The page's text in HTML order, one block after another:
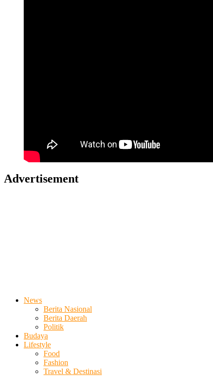
Advertisement
News
Berita Nasional
Berita Daerah
Politik
Budaya
Lifestyle
Food
Fashion
Travel & Destinasi